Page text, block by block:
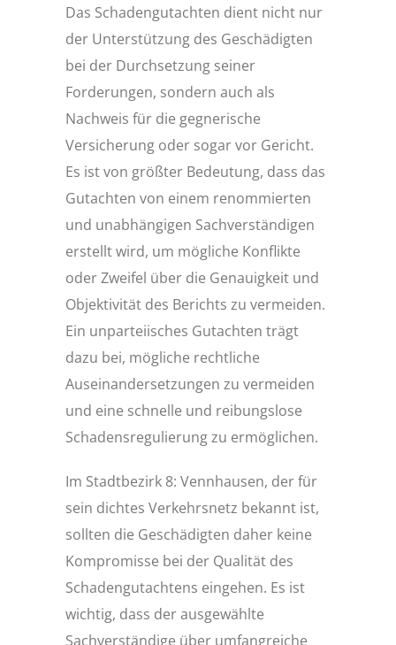
Das Schadengutachten dient nicht nur
der Unterstützung des Geschädigten
bei der Durchsetzung seiner
Forderungen, sondern auch als
Nachweis für die gegnerische
Versicherung oder sogar vor Gericht.
Es ist von größter Bedeutung, dass das
Gutachten von einem renommierten
und unabhängigen Sachverständigen
erstellt wird, um mögliche Konflikte
oder Zweifel über die Genauigkeit und
Objektivität des Berichts zu vermeiden.
Ein unparteiisches Gutachten trägt
dazu bei, mögliche rechtliche
Auseinandersetzungen zu vermeiden
und eine schnelle und reibungslose
Schadensregulierung zu ermöglichen.
Im Stadtbezirk 8: Vennhausen, der für
sein dichtes Verkehrsnetz bekannt ist,
sollten die Geschädigten daher keine
Kompromisse bei der Qualität des
Schadengutachtens eingehen. Es ist
wichtig, dass der ausgewählte
Sachverständige über umfangreiche